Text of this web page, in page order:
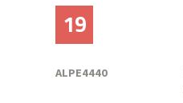
19
ALPE4440